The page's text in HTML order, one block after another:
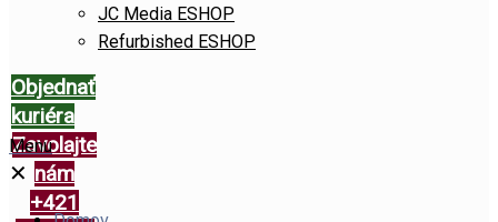
JC Media ESHOP
Refurbished ESHOP
Objednať
kuriéra
Zavolajte
nám
+421
Menu
✕